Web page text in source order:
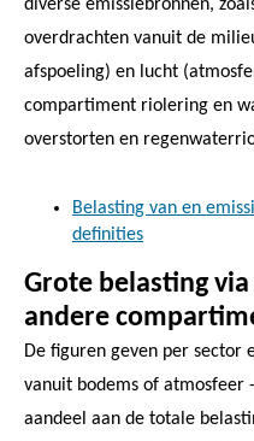
diverse emissiebronnen,
overdrachten vanuit de
afspoeling) en lucht
compartiment riolering en
overstorten en
Belasting van en
definities
Grote belasting
andere
De figuren geven per sector
vanuit bodems of
aandeel aan de totale